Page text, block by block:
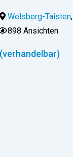
Welsberg-Taisten,
898 Ansichten
(verhandelbar)